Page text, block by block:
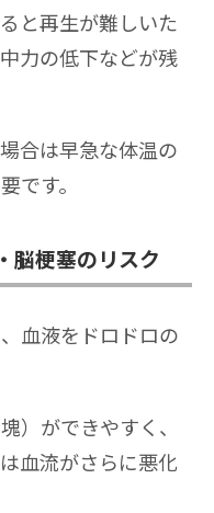
と再生が難しいた
力の低下などが残
合は早急な体温の
です。
脳梗塞のリスク
血液をドロドロの
）ができやすく、
血流がさらに悪化